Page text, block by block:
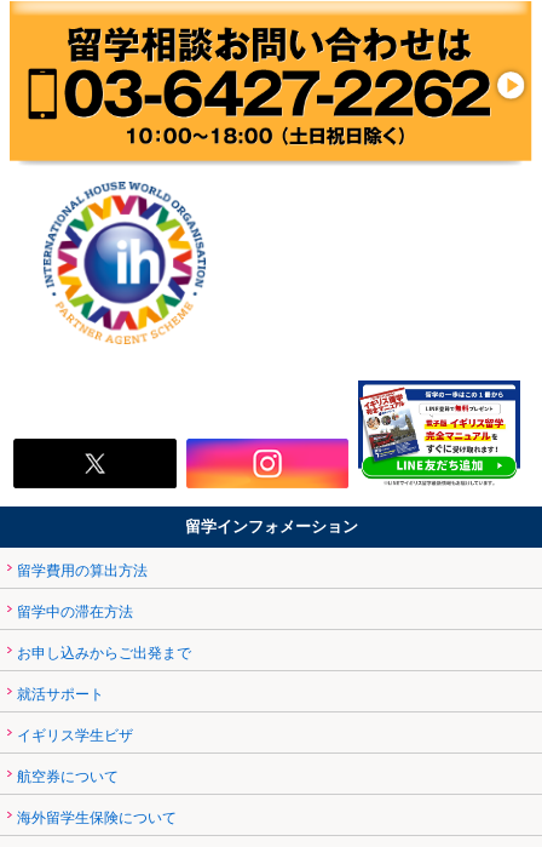
留学インフォメーション
留学費用の算出方法
留学中の滞在方法
お申し込みからご出発まで
就活サポート
イギリス学生ビザ
航空券について
海外留学生保険について